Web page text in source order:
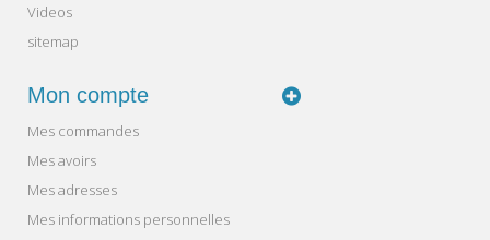
Videos
sitemap
Mon compte
Mes commandes
Mes avoirs
Mes adresses
Mes informations personnelles